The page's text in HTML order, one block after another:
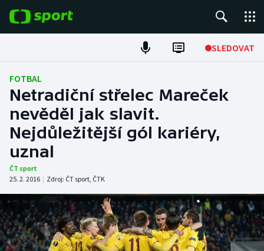
SLEDOVAT
Fotbal
Hokej
Tenis
Atletika
DALŠÍ SPORTY
Americký fotbal
NEPŘEHLÉDNĚTE
FOTBAL
Netradiční střelec Mareček
nevěděl jak slavit.
Nejdůležitější gól kariéry,
uznal
ČT sport
25. 2. 2016 | Zdroj: ČT sport, ČTK